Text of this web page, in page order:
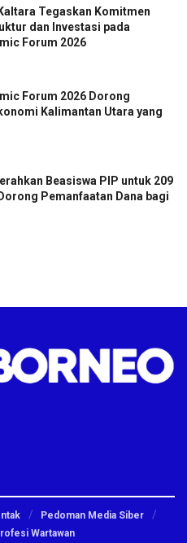
Tegaskan Komitmen
dan Investasi pada
Forum 2026
Forum 2026 Dorong
Kalimantan Utara yang
Beasiswa PIP untuk 209
Pemanfaatan Dana bagi
Pedoman Media Siber
Wartawan